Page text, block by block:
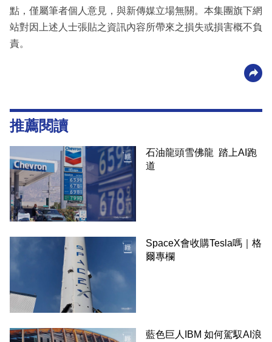
點，僅屬筆者個人意見，與新傳媒立場無關。本集團旗下網
站對因上述人士張貼之資訊內容所帶來之損失或損害概不負
責。
推薦閱讀
石油龍頭雪佛龍 踏上AI跑
道
SpaceX會收購Tesla嗎｜格
爾專欄
藍色巨人IBM 如何駕馭AI浪